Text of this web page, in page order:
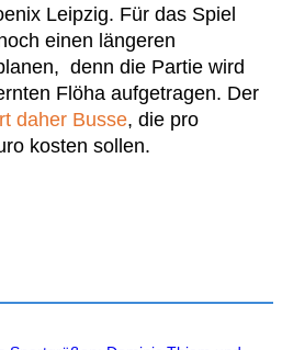
Leipzig. Für das Spiel
einen längeren
denn die Partie wird
Flöha aufgetragen. Der
daher Busse, die pro
kosten sollen.